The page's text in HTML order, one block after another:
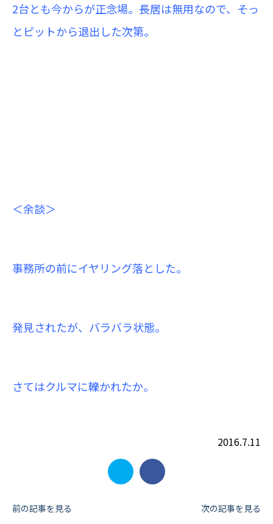
2台とも今からが正念場。長居は無用なので、そっ
とピットから退出した次第。
＜余談＞
事務所の前にイヤリング落とした。
発見されたが、バラバラ状態。
さてはクルマに轢かれたか。
2016.7.11
投
前の記事を見る 次の記事を見る